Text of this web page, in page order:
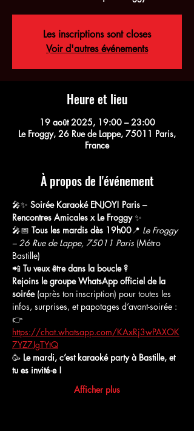
Les inscriptions sont closes
Voir d'autres événements
Heure et lieu
19 août 2025, 19:00 – 23:00
Le Froggy, 26 Rue de Lappe, 75011 Paris,
France
À propos de l'événement
🎤✨ Soirée Karaoké ENJOY! Paris –
Rencontres Amicales x Le Froggy ✨
🎤📅 Tous les mardis dès 19h00📍 Le Froggy
– 26 Rue de Lappe, 75011 Paris (Métro
Bastille)
📲 Tu veux être dans la boucle ?
Rejoins le groupe WhatsApp officiel de la
soirée (après ton inscription) pour toutes les
infos, surprises, et papotages d’avant-soirée :
👉
https://chat.whatsapp.com/KAxRj3wPAXOK
7YZ7JgTYtQ
🥳 Le mardi, c’est karaoké party à Bastille, et
tu es invité·e !
Afficher plus